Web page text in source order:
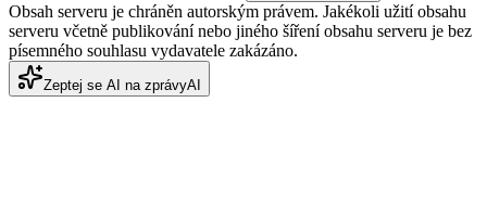
Obsah serveru je chráněn autorským právem. Jakékoli užití obsahu
serveru včetně publikování nebo jiného šíření obsahu serveru je bez
písemného souhlasu vydavatele zakázáno.
Zeptej se AI na zprávyAI